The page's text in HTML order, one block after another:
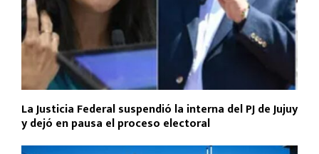
La Justicia Federal suspendió la interna del PJ de Jujuy
y dejó en pausa el proceso electoral